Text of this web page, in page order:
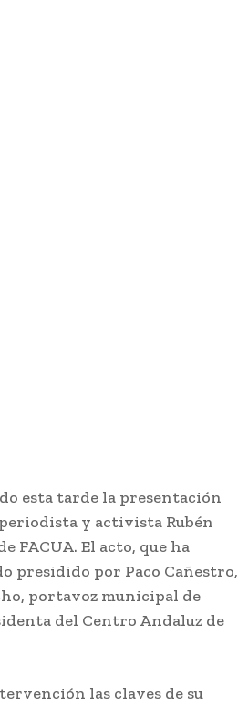
esta tarde la presentación
y activista Rubén
FACUA. El acto, que ha
presidido por Paco Cañestro,
portavoz municipal de
del Centro Andaluz de
las claves de su